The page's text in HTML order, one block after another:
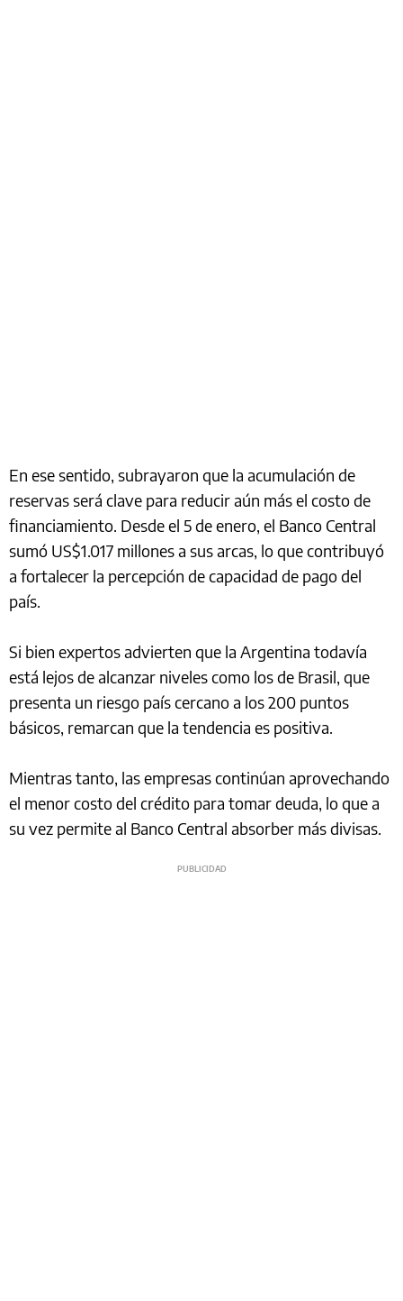
En ese sentido, subrayaron que la acumulación de
reservas será clave para reducir aún más el costo de
financiamiento. Desde el 5 de enero, el Banco Central
sumó US$1.017 millones a sus arcas, lo que contribuyó
a fortalecer la percepción de capacidad de pago del
país.
Si bien expertos advierten que la Argentina todavía
está lejos de alcanzar niveles como los de Brasil, que
presenta un riesgo país cercano a los 200 puntos
básicos, remarcan que la tendencia es positiva.
Mientras tanto, las empresas continúan aprovechando
el menor costo del crédito para tomar deuda, lo que a
su vez permite al Banco Central absorber más divisas.